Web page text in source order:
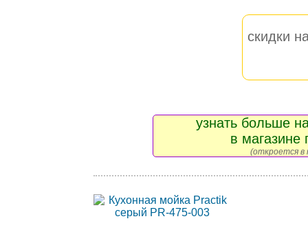
скидки
узнать больше
в магазине
(откроется в